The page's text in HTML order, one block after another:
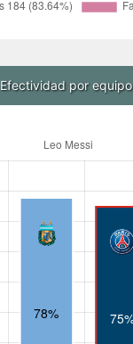
Efectividad por equipo